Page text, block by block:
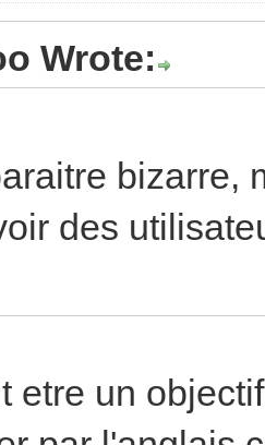
Wrote:
bizarre,
des
etre un